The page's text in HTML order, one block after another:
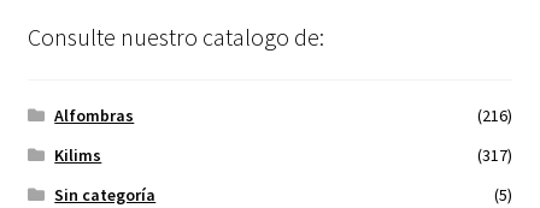
Consulte nuestro catalogo de:
Alfombras
(216)
Kilims
(317)
Sin categoría
(5)